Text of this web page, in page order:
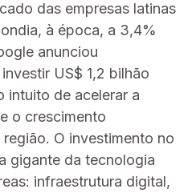
das empresas latinas
à época, a 3,4%
anunciou
US$ 1,2 bilhão
intuito de acelerar a
o crescimento
O investimento no
gigante da tecnologia
infraestrutura digital,